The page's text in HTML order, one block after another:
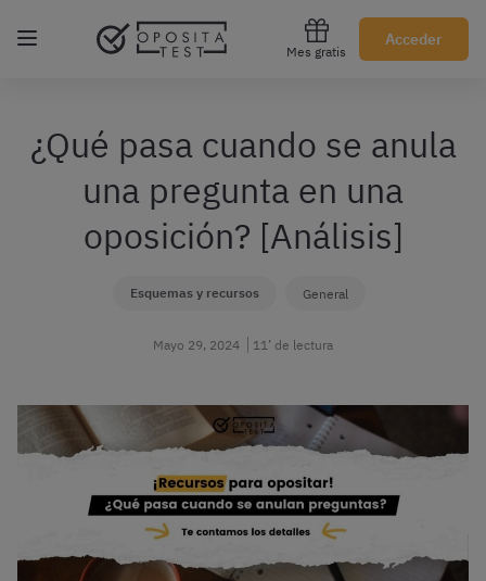
Mes gratis
Acceder
Regístrate gratis
¿Qué pasa cuando se anula
una pregunta en una
oposición? [Análisis]
Esquemas y recursos General
Mayo 29, 2024 11’ de lectura